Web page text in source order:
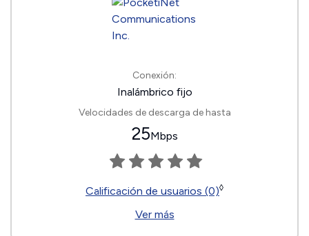
Conexión:
Inalámbrico fijo
Velocidades de descarga de hasta
25Mbps
Calificación de usuarios (0)◊
Ver más